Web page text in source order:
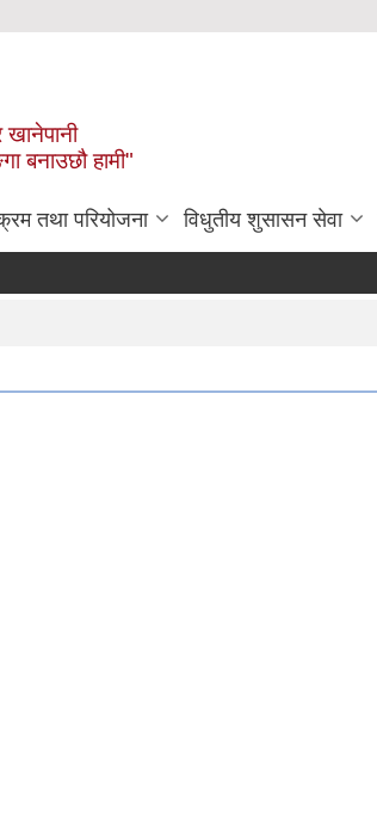
खानेपानी
बनाउछौ हामी"
तथा परियोजना विधुतीय शुसासन सेवा